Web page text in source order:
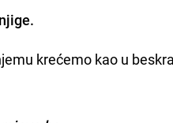
krećemo kao u